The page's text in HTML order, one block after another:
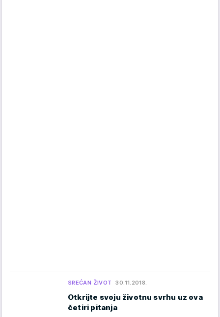
SREĆAN ŽIVOT 30.11.2018.
Otkrijte svoju životnu svrhu uz ova
četiri pitanja